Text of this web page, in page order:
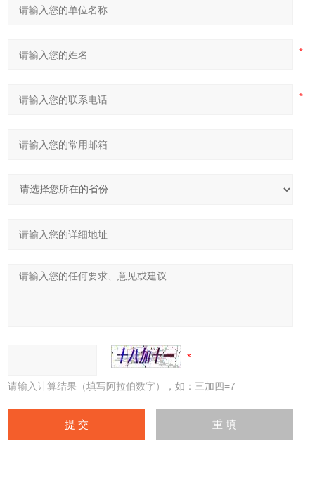
请输入计算结果（填写阿拉伯数字），如：三加四=7